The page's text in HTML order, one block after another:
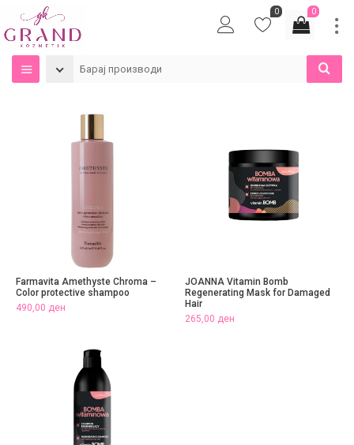
0
0
Farmavita Amethyste Chroma –
Color protective shampoo
490,00 ден
JOANNA Vitamin Bomb
Regenerating Mask for Damaged
Hair
265,00 ден